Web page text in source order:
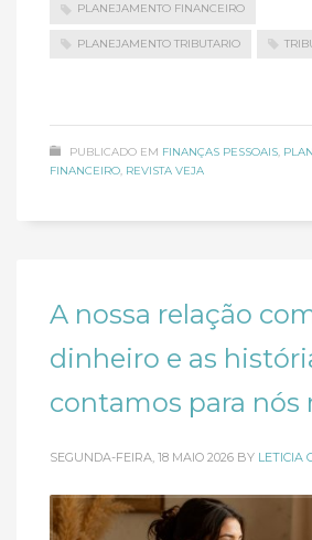
PLANEJAMENTO FINANCEIRO
PLANEJAMENTO TRIBUTARIO
PUBLICADO EM FINANÇAS PESSOAIS,
FINANCEIRO, REVISTA VEJA
A nossa relação
dinheiro e as
contamos para nós
SEGUNDA-FEIRA, 18 MAIO 2026 BY LETICIA